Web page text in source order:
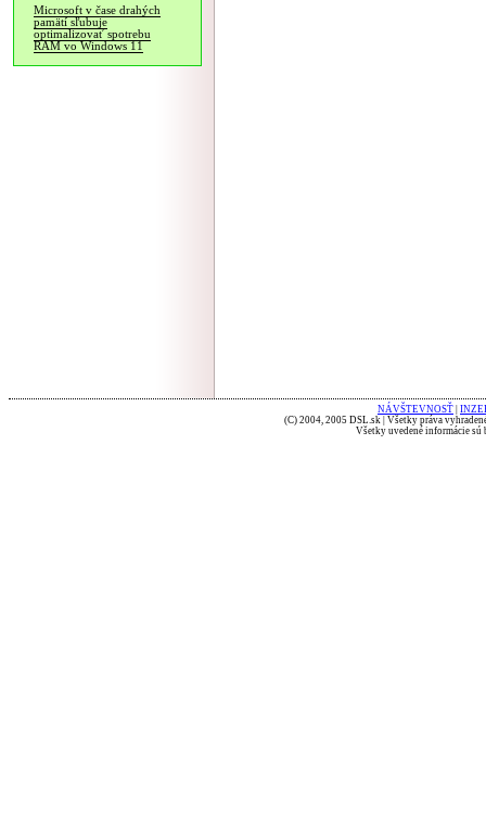
Microsoft v čase drahých
pamätí sľubuje
optimalizovať spotrebu
RAM vo Windows 11
NÁVŠTEVNOSŤ
(C) 2004, 2005 DSL.sk | Všetky práva
Všetky uvedené informácie sú